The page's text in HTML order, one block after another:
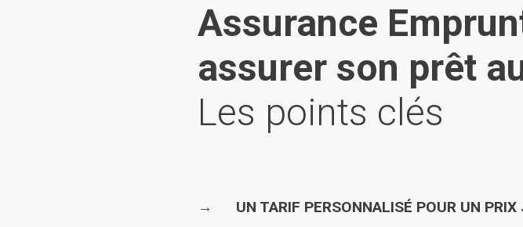
Assurance
assurer son prêt
Les points clés
UN TARIF PERSONNALISÉ POUR UN PRIX